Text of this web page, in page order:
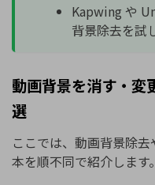
Kapwing や
背景除去を試
動画背景を消す・変
選
ここでは、動画背景除
本を順不同で紹介します。